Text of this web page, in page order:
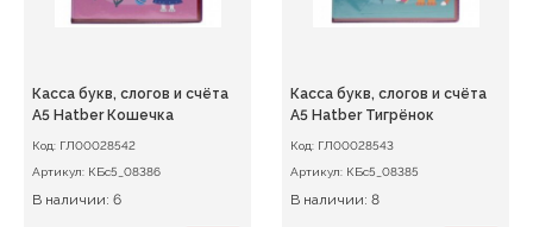
Касса букв, слогов и счёта
А5 Hatber Кошечка
Код: ГЛ00028542
Артикул: КБс5_08386
В наличии: 6
Касса букв, слогов и счёта
А5 Hatber Тигрёнок
Код: ГЛ00028543
Артикул: КБс5_08385
В наличии: 8